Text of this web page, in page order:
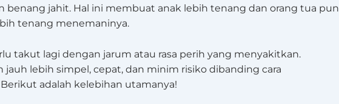
benang jahit. Hal ini membuat anak lebih tenang dan orang tua pun
tenang menemaninya.
takut lagi dengan jarum atau rasa perih yang menyakitkan.
jauh lebih simpel, cepat, dan minim risiko dibanding cara
adalah kelebihan utamanya!